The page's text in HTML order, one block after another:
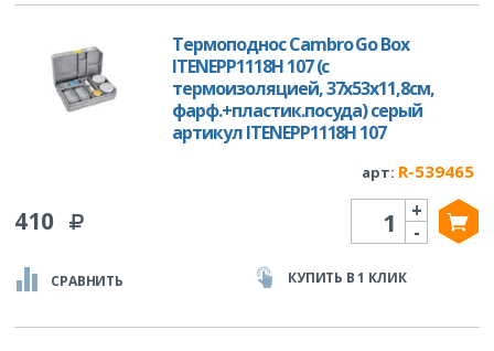
Термоподнос Cambro Go Box
ITENEPP1118H 107 (с
термоизоляцией, 37х53х11,8см,
фарф.+пластик.посуда) серый
артикул ITENEPP1118H 107
арт: R-539465
410 Количество
-
+
СРАВНИТЬ КУПИТЬ В 1 КЛИК